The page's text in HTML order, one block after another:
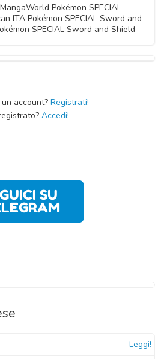
Pokémon SPECIAL
ITA Pokémon SPECIAL Sword and
SPECIAL Sword and Shield
account? Registrati!
Accedi!
Leggi!